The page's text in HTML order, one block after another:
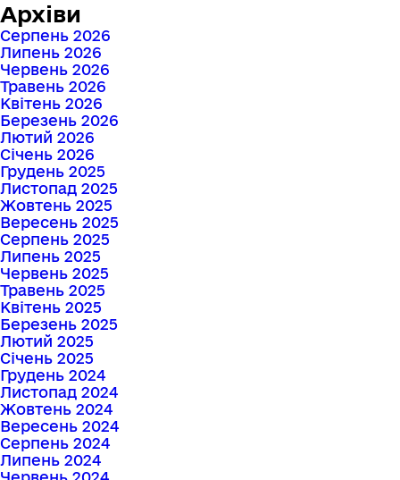
Архіви
Серпень 2026
Липень 2026
Червень 2026
Травень 2026
Квітень 2026
Березень 2026
Лютий 2026
Січень 2026
Грудень 2025
Листопад 2025
Жовтень 2025
Вересень 2025
Серпень 2025
Липень 2025
Червень 2025
Травень 2025
Квітень 2025
Березень 2025
Лютий 2025
Січень 2025
Грудень 2024
Листопад 2024
Жовтень 2024
Вересень 2024
Серпень 2024
Липень 2024